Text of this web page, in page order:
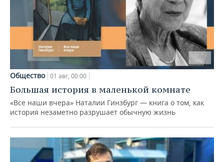
Общество 01 авг, 00:00
Большая история в маленькой комнате
«Все наши вчера» Наталии Гинзбург — книга о том, как
история незаметно разрушает обычную жизнь